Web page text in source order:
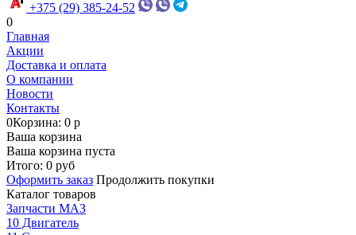
+375 (29) 385-24-52
0
Главная
Акции
Доставка и оплата
О компании
Новости
Контакты
0Корзина: 0 р
Ваша корзина
Ваша корзина пуста
Итого: 0 руб
Оформить заказ Продолжить покупки
Каталог товаров
Запчасти МАЗ
10 Двигатель